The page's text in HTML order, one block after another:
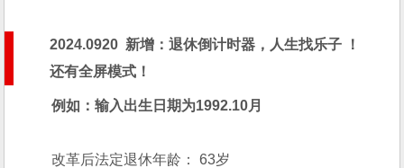
2024.0920 新增：退休倒计时器，人生找乐子 ！
还有全屏模式！
例如：输入出生日期为1992.10月
改革后法定退休年龄： 63岁